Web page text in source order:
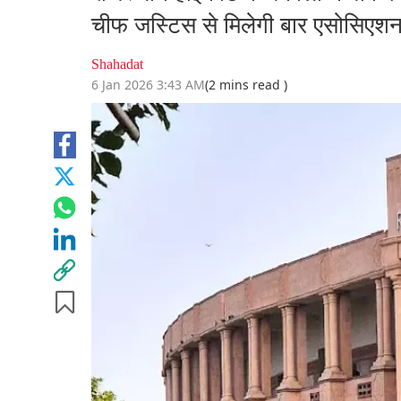
चीफ जस्टिस से मिलेगी बार
Shahadat
6 Jan 2026 3:43 AM(2 mins read )